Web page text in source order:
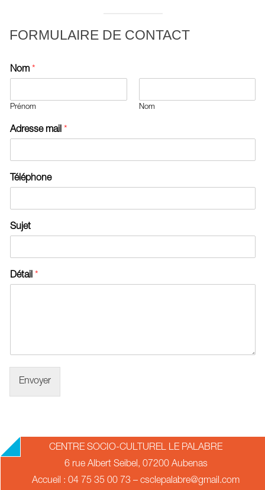
FORMULAIRE DE CONTACT
Nom *
Prénom Nom
Adresse mail *
Téléphone
Sujet
Détail *
Envoyer
2019-
CENTRE SOCIO-CULTUREL LE PALABRE
6 rue Albert Seibel, 07200 Aubenas
Accueil : 04 75 35 00 73 – csclepalabre@gmail.com